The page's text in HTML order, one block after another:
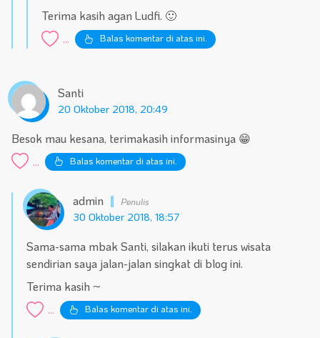
Terima kasih agan Ludfi. 🙂
... Balas komentar di atas ini.
Santi
20 Oktober 2018, 20:49
Besok mau kesana, terimakasih informasinya 😁
... Balas komentar di atas ini.
admin
30 Oktober 2018, 18:57
Sama-sama mbak Santi, silakan ikuti terus wisata
sendirian saya jalan-jalan singkat di blog ini.
Terima kasih ~
... Balas komentar di atas ini.